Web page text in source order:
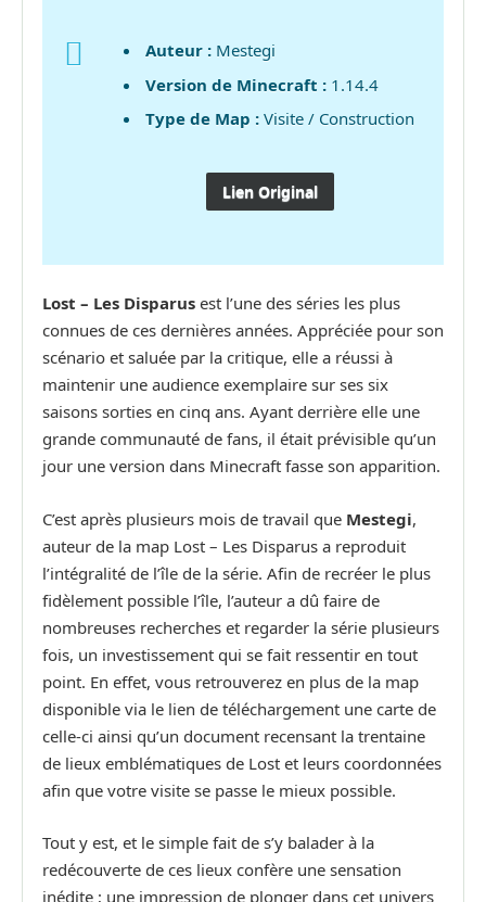
Auteur : Mestegi
Version de Minecraft : 1.14.4
Type de Map : Visite / Construction
Lien Original
Lost – Les Disparus est l’une des séries les plus
connues de ces dernières années. Appréciée pour son
scénario et saluée par la critique, elle a réussi à
maintenir une audience exemplaire sur ses six
saisons sorties en cinq ans. Ayant derrière elle une
grande communauté de fans, il était prévisible qu’un
jour une version dans Minecraft fasse son apparition.
C’est après plusieurs mois de travail que Mestegi,
auteur de la map Lost – Les Disparus a reproduit
l’intégralité de l’île de la série. Afin de recréer le plus
fidèlement possible l’île, l’auteur a dû faire de
nombreuses recherches et regarder la série plusieurs
fois, un investissement qui se fait ressentir en tout
point. En effet, vous retrouverez en plus de la map
disponible via le lien de téléchargement une carte de
celle-ci ainsi qu’un document recensant la trentaine
de lieux emblématiques de Lost et leurs coordonnées
afin que votre visite se passe le mieux possible.
Tout y est, et le simple fait de s’y balader à la
redécouverte de ces lieux confère une sensation
inédite ; une impression de plonger dans cet univers